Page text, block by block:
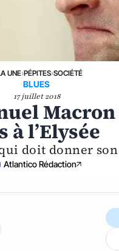
UNE›PÉPITES›SOCIÉTÉ
BLUES
17 juillet 2018
l’Elysée
doit donner
Atlantico Rédaction